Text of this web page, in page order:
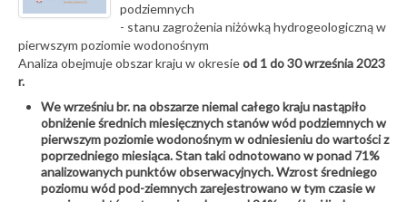
podziemnych
- stanu zagrożenia niżówką hydrogeologiczną w
pierwszym poziomie wodonośnym
Analiza obejmuje obszar kraju w okresieod 1 do 30 września 2023
r.
We wrześniu br. na obszarze niemal całego kraju nastąpiło
obniżenie średnich miesięcznych stanów wód podziemnych w
pierwszym poziomie wodonośnym w odniesieniu do wartości z
poprzedniego miesiąca. Stan taki odnotowano w ponad 71%
analizowanych punktów obserwacyjnych. Wzrost średniego
poziomu wód pod-ziemnych zarejestrowano w tym czasie w